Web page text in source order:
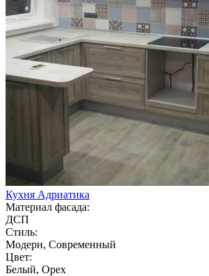
Кухня Адриатика
Материал фасада:
ДСП
Стиль:
Модерн, Современный
Цвет:
Белый, Орех